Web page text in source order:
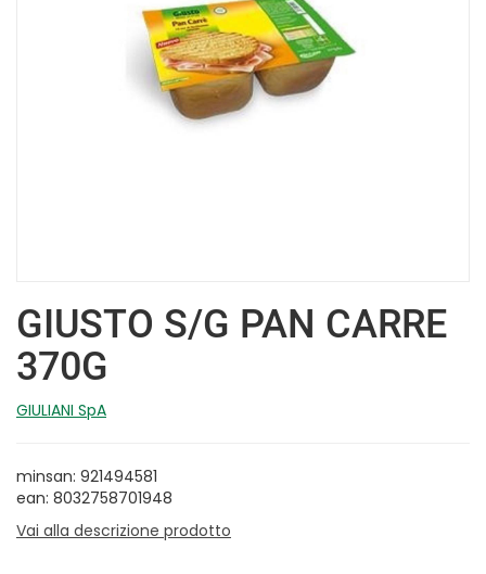
GIUSTO S/G PAN CARRE
370G
GIULIANI SpA
minsan: 921494581
ean: 8032758701948
Vai alla descrizione prodotto